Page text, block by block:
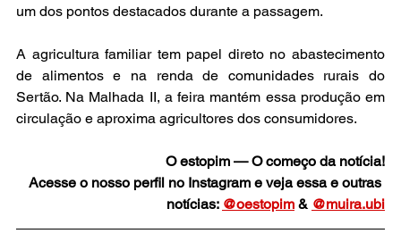
um dos pontos destacados durante a passagem.
A agricultura familiar tem papel direto no abastecimento
de alimentos e na renda de comunidades rurais do
Sertão. Na Malhada II, a feira mantém essa produção em
circulação e aproxima agricultores dos consumidores.
O estopim — O começo da notícia!
Acesse o nosso perfil no Instagram e veja essa e outras
notícias: @oestopim & @muira.ubi